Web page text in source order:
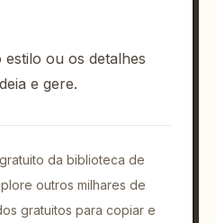
ou os detalhes
e gere.
da biblioteca de
outros milhares de
gratuitos para copiar e